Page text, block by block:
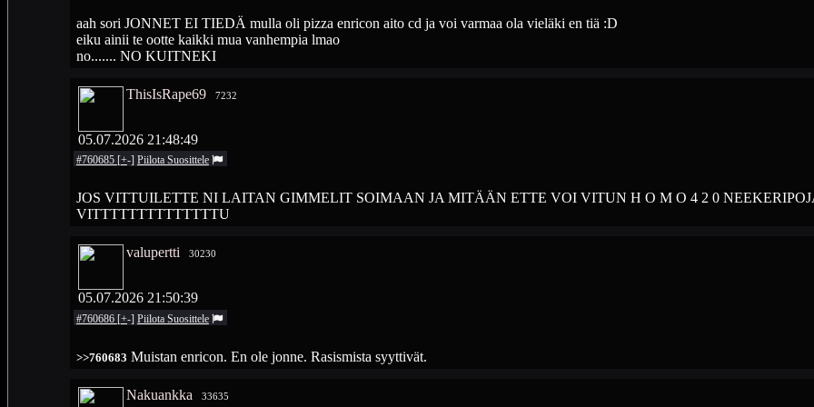
aah sori JONNET EI TIEDÄ mulla oli pizza enricon aito cd ja voi varmaa ola vieläki en tiä :D
eiku ainii te ootte kaikki mua vanhempia lmao
no....... NO KUITNEKI
ThisIsRape69 7232
05.07.2026 21:48:49
#760685 [+-] Piilota Suosittele
JOS VITTUILETTE NI LAITAN GIMMELIT SOIMAAN JA MITÄÄN ETTE VOI VITUN H O M O 4 2 0
VITTTTTTTTTTTTTTU
valupertti 30230
05.07.2026 21:50:39
#760686 [+-] Piilota Suosittele
>>760683 Muistan enricon. En ole jonne. Rasismista syyttivät.
Nakuankka 33635